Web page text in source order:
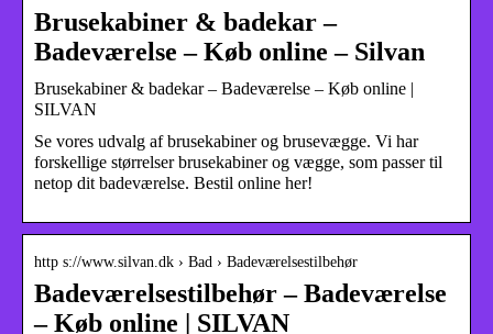
Brusekabiner & badekar –
Badeværelse – Køb online – Silvan
Brusekabiner & badekar – Badeværelse – Køb online |
SILVAN
Se vores udvalg af brusekabiner og brusevægge. Vi har
forskellige størrelser brusekabiner og vægge, som passer til
netop dit badeværelse. Bestil online her!
http s://www.silvan.dk › Bad › Badeværelsestilbehør
Badeværelsestilbehør – Badeværelse
– Køb online | SILVAN